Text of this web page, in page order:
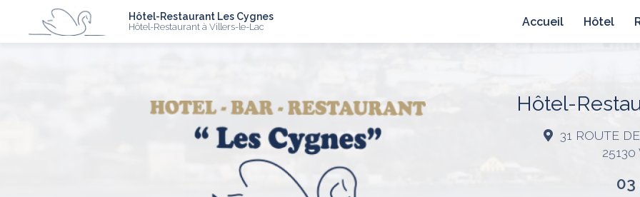
contenu
Hôtel-Restaurant Les Cygnes
Hôtel-Restaurant à Villers-le-Lac
Accueil
Hôtel
Hôtel-
31 ROUTE
03